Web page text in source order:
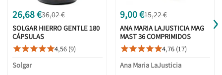
26,68 €36,02 €
SOLGAR HIERRO GENTLE 180
CÁPSULAS
4,56 (9)
Solgar
9,00 €15,22 €
ANA MARIA LAJUSTICIA MAG
MAST 36 COMPRIMIDOS
MASTICABLES
4,76 (17)
Ana Maria LaJusticia
›